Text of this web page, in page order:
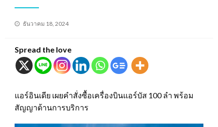
Posted
ธันวาคม 18, 2024
Spread the love
แอร์อินเดีย เผยคำสั่งซื้อเครื่องบินแอร์บัส 100 ลำ พร้อม
สัญญาด้านการบริการ